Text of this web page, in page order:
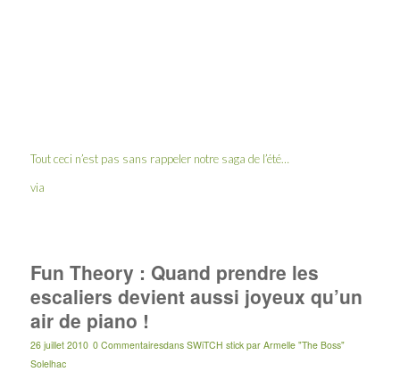
Tout ceci n’est pas sans rappeler notre saga de l’été…
via
Fun Theory : Quand prendre les
escaliers devient aussi joyeux qu’un
air de piano !
26 juillet 2010 0 Commentairesdans SWiTCH stick par Armelle "The Boss"
Solelhac